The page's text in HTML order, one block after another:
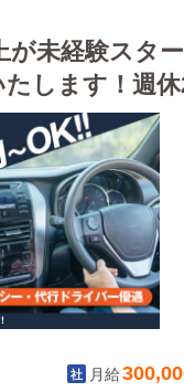
が未経験スタ
します！週
月給